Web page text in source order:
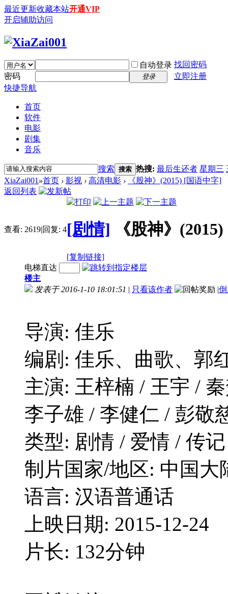
最近更新收藏本站开通VIP
开启辅助访问
自动登录 找回密码
密码
登录
立即注册
快捷导航
首页
软件
电影
剧集
音乐
搜索 搜索 热搜: 最后生还者 星期三
XiaZai001 »首页 › 影视 › 高清电影 ›
《股神》(2015) [国语中字]
返回列表
查看: 2619|回复: 4[剧情] 《股神》
[复制链接]
电梯直达
楼主
发表于 2016-1-10 18:01:51 | 只看该作者 |
导演: 佳乐
编剧: 佳乐、曲歌、郭
主演: 王梓楠 / 王宇 /
李子雄 / 李健仁 / 彭敬
类型: 剧情 / 爱情 / 传记
制片国家/地区: 中国大
语言: 汉语普通话
上映日期: 2015-12-24
片长: 132分钟